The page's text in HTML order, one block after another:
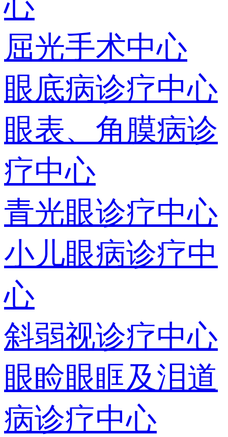
屈光手术中心
眼底病诊疗中心
眼表、角膜病诊
疗中心
青光眼诊疗中心
小儿眼病诊疗中
心
斜弱视诊疗中心
眼睑眼眶及泪道
病诊疗中心